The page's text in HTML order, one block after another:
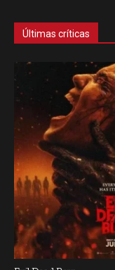
Últimas críticas